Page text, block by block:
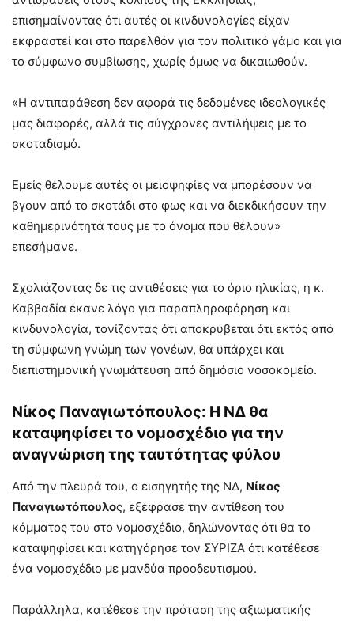
επισημαίνοντας ότι αυτές οι κινδυνολογίες είχαν
εκφραστεί και στο παρελθόν για τον πολιτικό γάμο και για
το σύμφωνο συμβίωσης, χωρίς όμως να δικαιωθούν.
«Η αντιπαράθεση δεν αφορά τις δεδομένες ιδεολογικές
μας διαφορές, αλλά τις σύγχρονες αντιλήψεις με το
σκοταδισμό.
Εμείς θέλουμε αυτές οι μειοψηφίες να μπορέσουν να
βγουν από το σκοτάδι στο φως και να διεκδικήσουν την
καθημερινότητά τους με το όνομα που θέλουν»
επεσήμανε.
Σχολιάζοντας δε τις αντιθέσεις για το όριο ηλικίας, η κ.
Καββαδία έκανε λόγο για παραπληροφόρηση και
κινδυνολογία, τονίζοντας ότι αποκρύβεται ότι εκτός από
τη σύμφωνη γνώμη των γονέων, θα υπάρχει και
διεπιστημονική γνωμάτευση από δημόσιο νοσοκομείο.
Νίκος Παναγιωτόπουλος: Η ΝΔ θα
καταψηφίσει το νομοσχέδιο για την
αναγνώριση της ταυτότητας φύλου
Από την πλευρά του, ο εισηγητής της ΝΔ, Νίκος
Παναγιωτόπουλος, εξέφρασε την αντίθεση του
κόμματος του στο νομοσχέδιο, δηλώνοντας ότι θα το
καταψηφίσει και κατηγόρησε τον ΣΥΡΙΖΑ ότι κατέθεσε
ένα νομοσχέδιο με μανδύα προοδευτισμού.
Παράλληλα, κατέθεσε την πρόταση της αξιωματικής